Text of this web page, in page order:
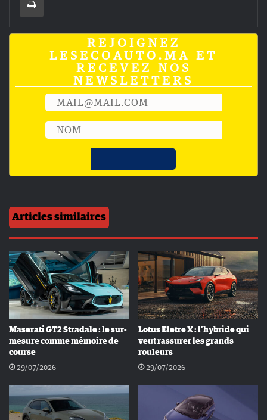
REJOIGNEZ
LESECOAUTO.MA ET
RECEVEZ NOS
NEWSLETTERS
Articles similaires
Maserati GT2 Stradale : le sur-
mesure comme mémoire de
course
29/07/2026
Lotus Eletre X : l’hybride qui
veut rassurer les grands
rouleurs
29/07/2026